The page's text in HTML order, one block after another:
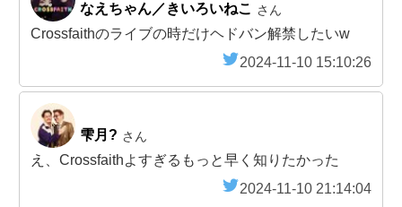
なえちゃん／きいろいねこ さん
Crossfaithのライブの時だけヘドバン解禁したいw
2024-11-10 15:10:26
雫月? さん
え、Crossfaithよすぎるもっと早く知りたかった
2024-11-10 21:14:04